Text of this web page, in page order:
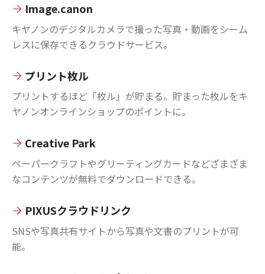
Image.canon
キヤノンのデジタルカメラで撮った写真・動画をシーム
レスに保存できるクラウドサービス。
プリント枚ル
プリントするほど「枚ル」が貯まる。貯まった枚ルをキ
ヤノンオンラインショップのポイントに。
Creative Park
ペーパークラフトやグリーティングカードなどざまざま
なコンテンツが無料でダウンロードできる。
PIXUSクラウドリンク
SNSや写真共有サイトから写真や文書のプリントが可
能。